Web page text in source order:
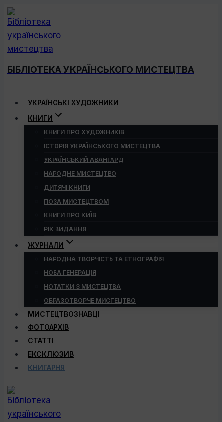
Перейти
до
вмісту
БІБЛІОТЕКА УКРАЇНСЬКОГО МИСТЕЦТВА
УКРАЇНСЬКІ ХУДОЖНИКИ
КНИГИ
КНИГИ ПРО ХУДОЖНИКІВ
ІСТОРІЯ УКРАЇНСЬКОГО МИСТЕЦТВА
УКРАЇНСЬКИЙ АВАНГАРД
НАРОДНЕ МИСТЕЦТВО
ДИТЯЧІ КНИГИ
ПОЗА МИСТЕЦТВОМ
КНИГИ ПРО КИЇВ
РІК ВИДАННЯ
ЖУРНАЛИ
НАРОДНА ТВОРЧІСТЬ ТА ЕТНОГРАФІЯ
НОВА ГЕНЕРАЦІЯ
НОТАТКИ З МИСТЕЦТВА
ОБРАЗОТВОРЧЕ МИСТЕЦТВО
МИСТЕЦТВОЗНАВЦІ
ФОТОАРХІВ
СТАТТІ
ЕКСКЛЮЗИВ
КНИГАРНЯ